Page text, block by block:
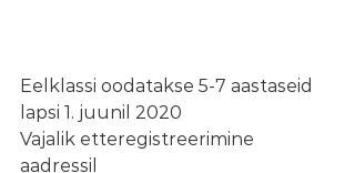
Eelklassi oodatakse 5-7 aastaseid
lapsi 1. juunil 2020
Vajalik etteregistreerimine
aadressil